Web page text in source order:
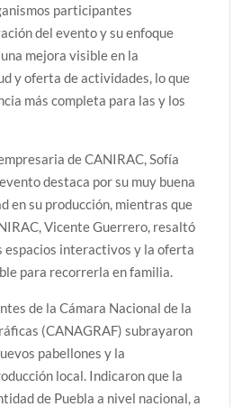
participantes
del evento y su enfoque
mejora visible en la
y oferta de actividades, lo que
más completa para las y los
de CANIRAC, Sofía
destaca por su muy buena
en su producción, mientras que
Vicente Guerrero, resaltó
espacios interactivos y la oferta
para recorrerla en familia.
de la Cámara Nacional de la
(CANAGRAF) subrayaron
pabellones y la
local. Indicaron que la
de Puebla a nivel nacional, a